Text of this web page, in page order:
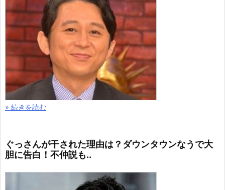
» 続きを読む
ぐっさんが干された理由は？ダウンタウンなうで大
胆に告白！不仲説も..